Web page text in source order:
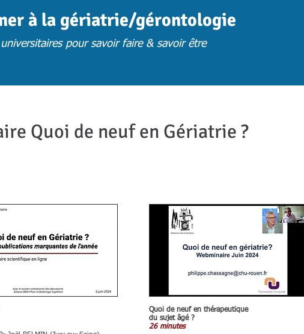
à la gériatrie/gérontologie
pour savoir faire & savoir être
Quoi de neuf en Gériatrie ?
Quoi de neuf en thérapeutique
du sujet âgé ?
26 minutes